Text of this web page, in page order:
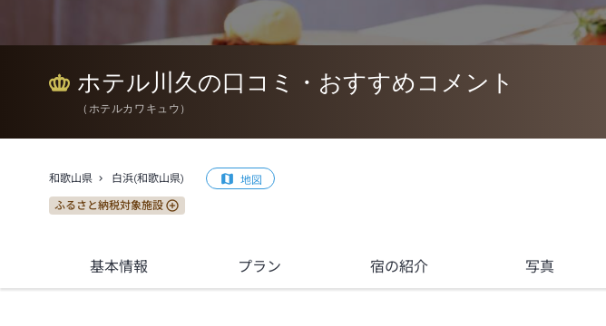
ホテル川久の口コミ・おすすめコメント
（ ホテルカワキュウ ）
和歌山県 白浜(和歌山県) 地図
ふるさと納税対象施設
基本情報 プラン 宿の紹介 写真